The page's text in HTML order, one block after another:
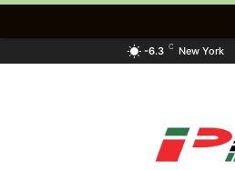
-6.3 C New York